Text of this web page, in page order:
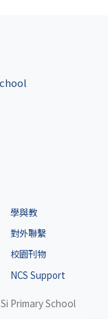
學與教
對外聯繫
校園刊物
NCS Support
Primary School